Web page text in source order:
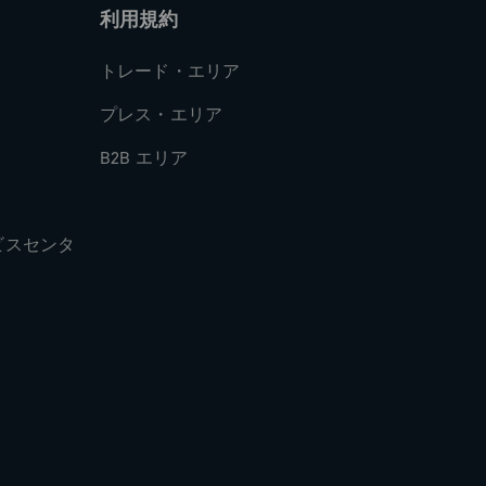
センタ
利用規約
トレード・エリア
プレス・エリア
B2B エリア